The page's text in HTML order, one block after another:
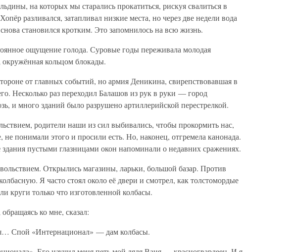
на которых мы старались прокатиться, рискуя свалиться в
разливался, затапливал низкие места, но через две недели вода
становился кротким. Это запомнилось на всю жизнь.
ощущение голода. Суровые годы переживала молодая
окружённая кольцом блокады.
от главных событий, но армия Деникина, свирепствовавшая в
Несколько раз переходил Балашов из рук в руки — город
и много зданий было разрушено артиллерийской перестрелкой.
родители наши из сил выбивались, чтобы прокормить нас,
не понимали этого и просили есть. Но, наконец, отгремела канонада.
пустыми глазницами окон напоминали о недавних сражениях.
Открылись магазины, ларьки, большой базар. Против
Я часто стоял около её двери и смотрел, как толстомордые
круги только что изготовленной колбасы.
ко мне, сказал:
Спой «Интернационал» — дам колбасы.